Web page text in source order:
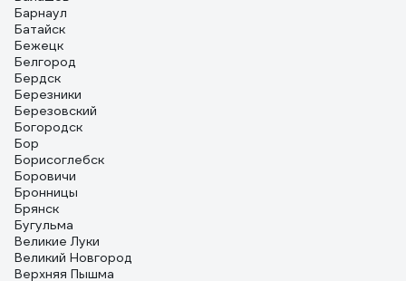
Барнаул
Батайск
Бежецк
Белгород
Бердск
Березники
Березовский
Богородск
Бор
Борисоглебск
Боровичи
Бронницы
Брянск
Бугульма
Великие Луки
Великий Новгород
Верхняя Пышма